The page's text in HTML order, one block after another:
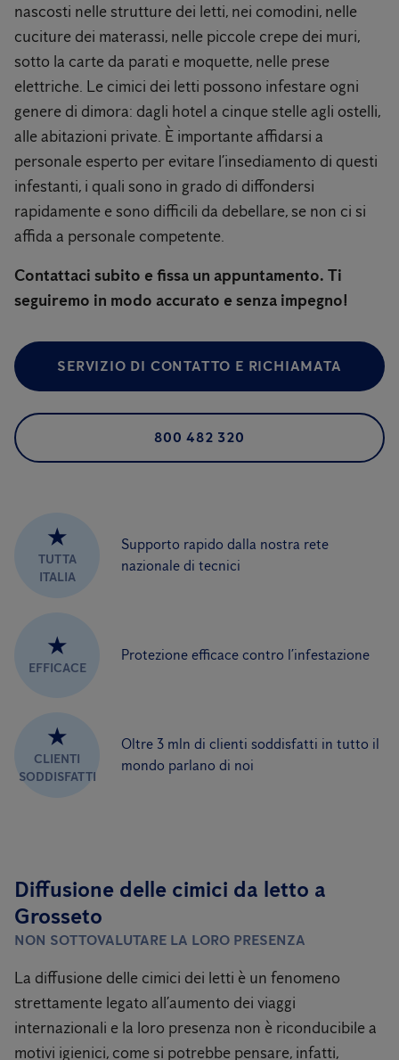
nascosti nelle strutture dei letti, nei comodini, nelle
cuciture dei materassi, nelle piccole crepe dei muri,
sotto la carte da parati e moquette, nelle prese
elettriche. Le cimici dei letti possono infestare ogni
genere di dimora: dagli hotel a cinque stelle agli ostelli,
alle abitazioni private. È importante affidarsi a
personale esperto per evitare l’insediamento di questi
infestanti, i quali sono in grado di diffondersi
rapidamente e sono difficili da debellare, se non ci si
affida a personale competente.
Contattaci subito e fissa un appuntamento. Ti
seguiremo in modo accurato e senza impegno!
SERVIZIO DI CONTATTO E RICHIAMATA
800 482 320
★
TUTTA
ITALIA
Supporto rapido dalla nostra rete
nazionale di tecnici
★
EFFICACE
Protezione efficace contro l’infestazione
★
CLIENTI
SODDISFATTI
Oltre 3 mln di clienti soddisfatti in tutto il
mondo parlano di noi
Diffusione delle cimici da letto a
Grosseto
NON SOTTOVALUTARE LA LORO PRESENZA
La diffusione delle cimici dei letti è un fenomeno
strettamente legato all’aumento dei viaggi
internazionali e la loro presenza non è riconducibile a
motivi igienici, come si potrebbe pensare, infatti,